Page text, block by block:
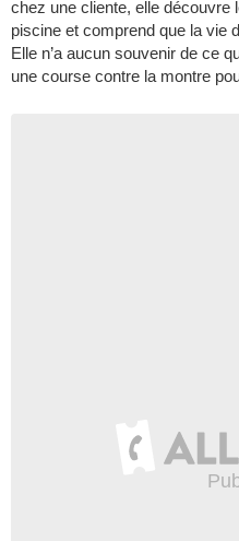
chez une cliente, elle découvre
piscine et comprend que la vie
Elle n’a aucun souvenir de ce
une course contre la montre